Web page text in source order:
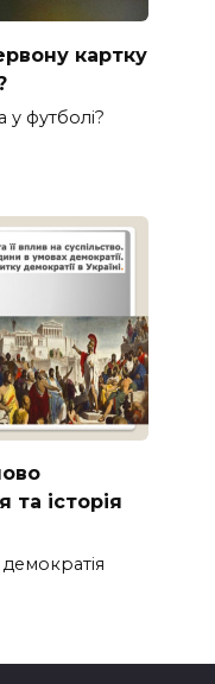
картку
футболі?
та історія